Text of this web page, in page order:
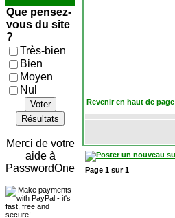
Que pensez-
vous du site
?
Très-bien
Bien
Moyen
Nul
Voter
Résultats
Merci de votre
aide à
PasswordOne
Revenir en haut de page
Page 1 sur1